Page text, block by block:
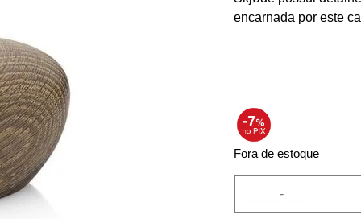
encarnada por este
Fora de estoque